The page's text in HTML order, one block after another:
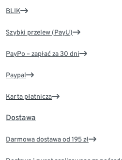
BLIK
Szybki przelew (PayU)
PayPo – zapłać za 30 dni
Paypal
Karta płatnicza
Dostawa
Darmowa dostawa od 195 zł